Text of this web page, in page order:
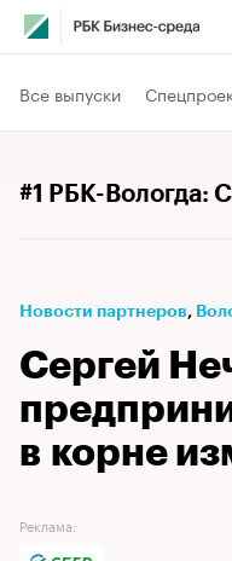
Все выпуски
#1 РБК-Вологда:
Новости партнеров⁠,
Сергей
в корне
Реклама: